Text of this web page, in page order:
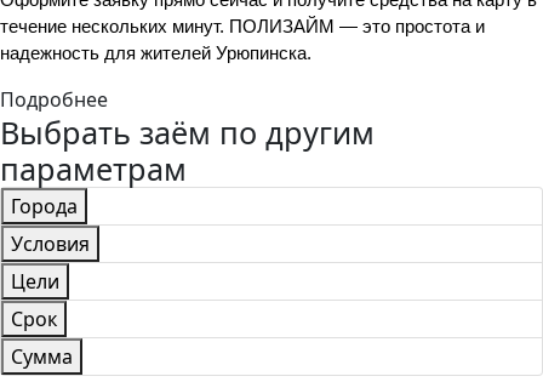
течение нескольких минут. ПОЛИЗАЙМ — это простота и
надежность для жителей Урюпинска.
Подробнее
Выбрать заём по другим
параметрам
Города
Условия
Цели
Срок
Сумма